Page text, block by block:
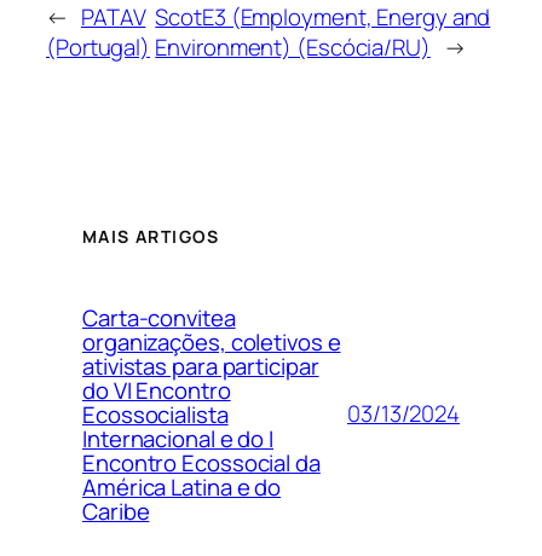
← PATAV
(Portugal)
ScotE3 (Employment, Energy and
Environment) (Escócia/RU) →
MAIS ARTIGOS
Carta-convitea
organizações, coletivos e
ativistas para participar
do VI Encontro
Ecossocialista
Internacional e do I
Encontro Ecossocial da
América Latina e do
Caribe
03/13/2024